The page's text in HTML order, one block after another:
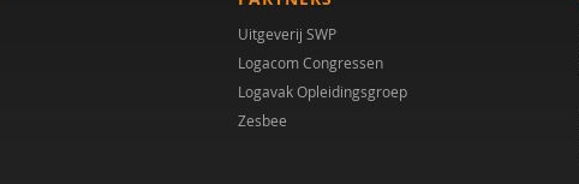
Uitgeverij SWP
Logacom Congressen
Logavak Opleidingsgroep
Zesbee